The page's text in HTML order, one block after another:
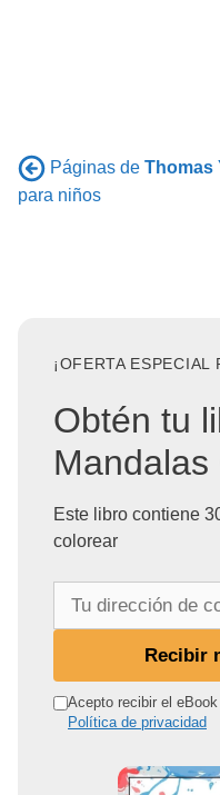
Páginas de Thomas
para niños
¡OFERTA
Obtén tu
Mandalas
Este libro contiene
colorear
r
Recibir
Acepto recibir el
Política de privacidad